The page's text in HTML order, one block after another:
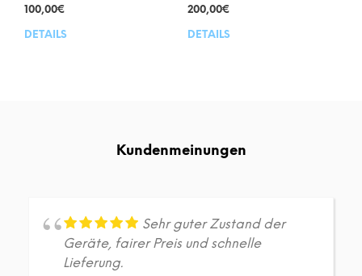
100,00€
DETAILS
200,00€
DETAILS
Kundenmeinungen
Sehr guter Zustand der
Geräte, fairer Preis und schnelle
Lieferung.